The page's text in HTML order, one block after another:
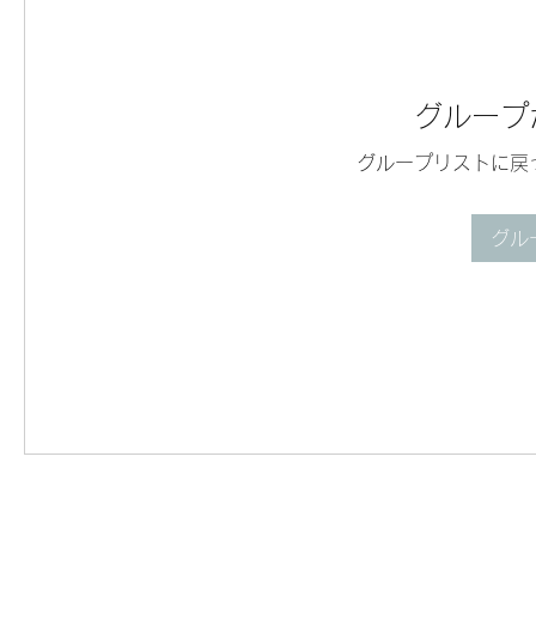
グルー
グループリストに
グル